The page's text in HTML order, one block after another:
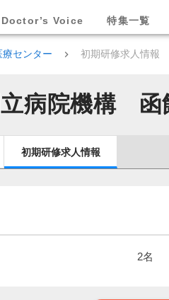
Doctor’s Voice 特集一覧
センター 初期研修求人情報
病院機構 函
初期研修求人情報
2名